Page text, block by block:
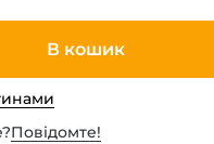
В кошик
Повiдомте!